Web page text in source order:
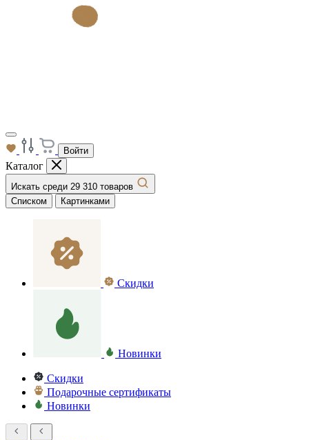
Войти
Каталог
Искать среди 29 310 товаров
Списком
Картинками
Скидки
Новинки
Скидки
Подарочные сертификаты
Новинки